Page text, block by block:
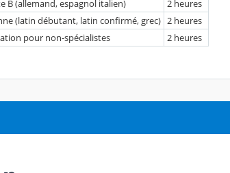
B (allemand, espagnol italien)
2 heures
(latin débutant, latin confirmé, grec) 2 heures
pour non-spécialistes
2 heures